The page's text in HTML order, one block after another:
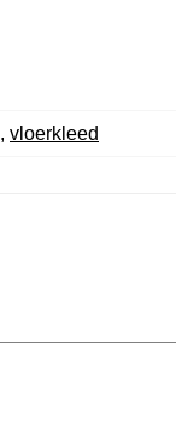
, vloerkleed